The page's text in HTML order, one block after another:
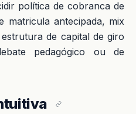
política de cobranca de
matricula antecipada, mix
de capital de giro
pedagógico ou de